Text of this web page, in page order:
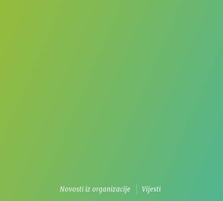
Novosti iz organizacije Vijesti